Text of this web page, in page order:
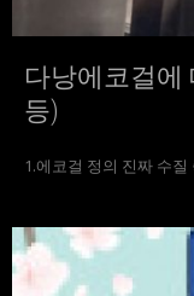
다낭에코걸에
등)
1.에코걸 정의 진짜 수